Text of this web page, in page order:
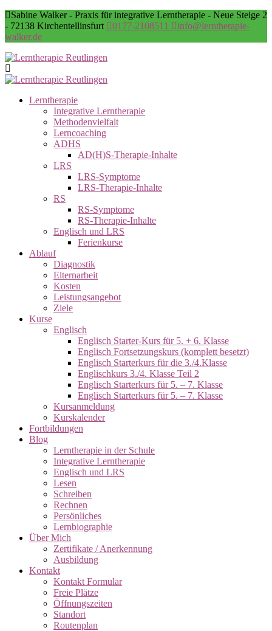
Sabine Walker - Praxis für integrative Lerntherapie - Neue Steige 2
- 72138 Kirchentellinsfurt
0177-2108511
info@lerntherapie-
walker.de
Lerntherapie
Integrative Lerntherapie
Methodenvielfalt
Lerncoaching
ADHS
AD(H)S-Therapie-Inhalte
LRS
LRS-Symptome
LRS-Therapie-Inhalte
RS
RS-Symptome
RS-Therapie-Inhalte
Englisch und LRS
Ferienkurse
Ablauf
Diagnostik
Elternarbeit
Kosten
Leistungsangebot
Ziele
Kurse
Englisch
Englisch Starter-Kurs für 5. + 6. Klasse
Englisch Fortsetzungskurs (komplett besetzt)
Englisch Starterkurs für die 3./4.Klasse
Englischkurs 3./4. Klasse Teil 2
Englisch Starterkurs für 5. – 7. Klasse
Englisch Starterkurs für 5. – 7. Klasse
Kursanmeldung
Kurskalender
Fortbildungen
Blog
Lerntherapie in der Schule
Integrative Lerntherapie
Englisch und LRS
Lesen
Schreiben
Rechnen
Persönliches
Lernbiographie
Über Mich
Zertifikate / Anerkennung
Ausbildung
Kontakt
Kontakt Formular
Freie Plätze
Öffnungszeiten
Standort
Routenplan